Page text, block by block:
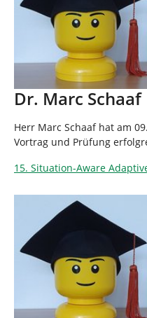
Dr. Marc Schaaf
Herr Marc Schaaf hat am
Vortrag und Prüfung
15. Situation-Aware